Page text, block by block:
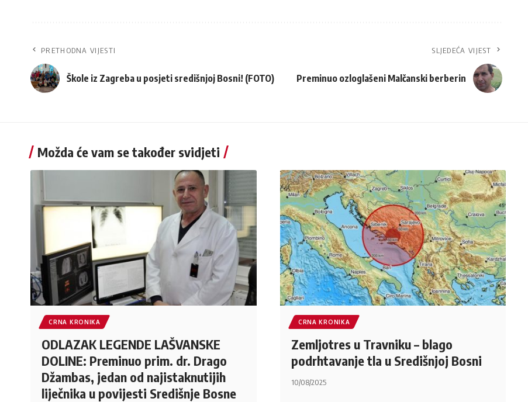
PRETHODNA VIJESTI
Škole iz Zagreba u posjeti središnjoj Bosni! (FOTO)
SLJEDEĆA VIJEST
Preminuo ozloglašeni Malčanski berberin
Možda će vam se također svidjeti
CRNA KRONIKA
ODLAZAK LEGENDE LAŠVANSKE
DOLINE: Preminuo prim. dr. Drago
Džambas, jedan od najistaknutijih
liječnika u povijesti Središnje Bosne
CRNA KRONIKA
Zemljotres u Travniku – blago
podrhtavanje tla u Središnjoj Bosni
10/08/2025